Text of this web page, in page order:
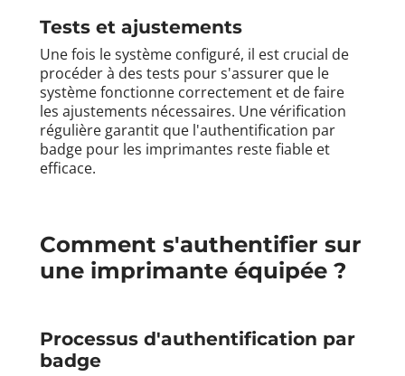
Tests et ajustements
Une fois le système configuré, il est crucial de
procéder à des tests pour s'assurer que le
système fonctionne correctement et de faire
les ajustements nécessaires. Une vérification
régulière garantit que l'authentification par
badge pour les imprimantes reste fiable et
efficace.
Comment s'authentifier sur
une imprimante équipée ?
Processus d'authentification par
badge